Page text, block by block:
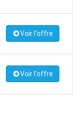
Voir l'offre
Voir l'offre